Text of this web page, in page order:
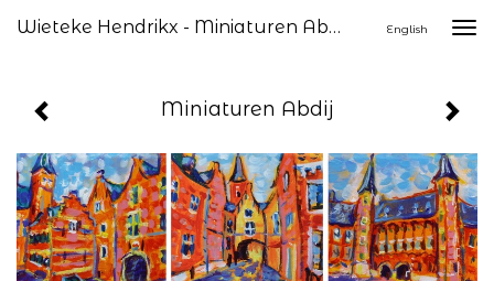
Wieteke Hendrikx - Miniaturen Abdij English
Miniaturen Abdij